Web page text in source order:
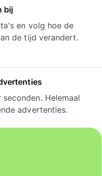
bij
en volg hoe de
de tijd verandert.
Helemaal
advertenties.